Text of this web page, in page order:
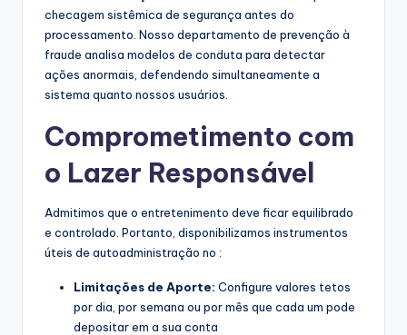
checagem sistêmica de segurança antes do
processamento. Nosso departamento de prevenção à
fraude analisa modelos de conduta para detectar
ações anormais, defendendo simultaneamente a
sistema quanto nossos usuários.
Comprometimento com
o Lazer Responsável
Admitimos que o entretenimento deve ficar equilibrado
e controlado. Portanto, disponibilizamos instrumentos
úteis de autoadministração no :
Limitações de Aporte: Configure valores tetos
por dia, por semana ou por mês que cada um pode
depositar em a sua conta